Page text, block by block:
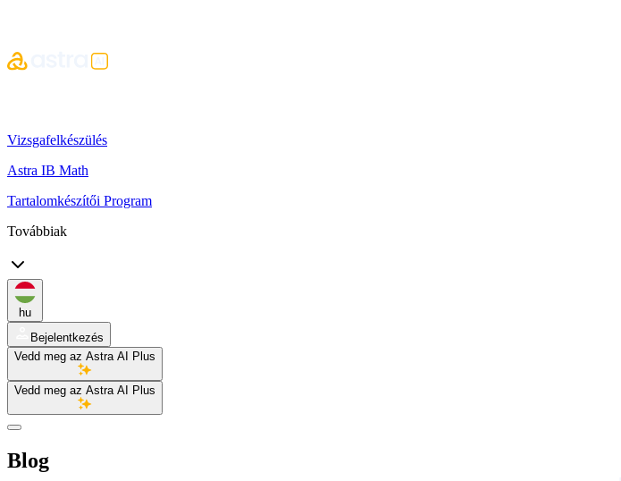
Vizsgafelkészülés
Astra IB Math
Tartalomkészítői Program
Továbbiak
hu
Bejelentkezés
Vedd meg az Astra AI Plus
Vedd meg az Astra AI Plus
Blog